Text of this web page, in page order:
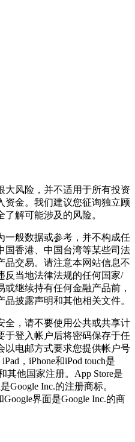
大风险，并不适用于所有投资
资金。我们建议您征询独立顾
解可能涉及的风险。
一般数据或参考，并不构成任
国香港、中国台湾等某些司法
品交易。请注意本网站信息不
反当地法律法规的任何国家/
继续持有任何金融产品前，
披露声明和其他相关文件。
全，请不要使用公共或共享计
于登入帐户后将密码保存于任
以电邮方式要求您提供帐户号
，iPhone和iPod touch是
其他国家注册。App Store是
Google Inc.的注册商标。
界面是Google Inc.的商